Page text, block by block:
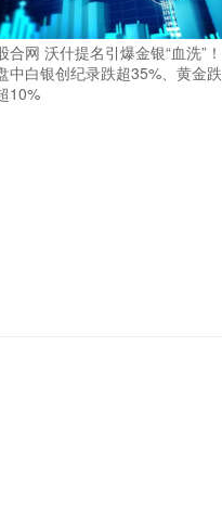
合网 沃什提名引爆金银“血洗”！
中白银创纪录跌超35%、黄金跌
10%